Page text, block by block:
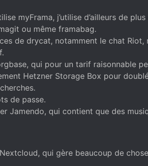
myFrama, j’utilise d’ailleurs de
ou même framabag.
de drycat, notamment le chat Riot,
qui pour un tarif raisonnable
Hetzner Storage Box pour
de passe.
Jamendo, qui contient que des
qui gère beaucoup de